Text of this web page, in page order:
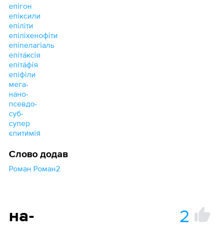
епігон
епіксили
епіліти
епіліхенофіти
епіпелагіаль
епіта́ксія
епіта́фія
епіфіли
мега-
нано-
псевдо-
суб-
супер
єпити́мія́
Слово додав
Роман Роман2
на- 2